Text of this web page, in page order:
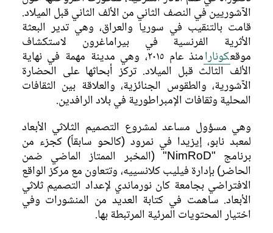
الآشوريين في النصف الثاني من الألف الثاني قبل الميلاد.
قامت بالتنقيب في سوريا والعراق، وهي تدير البعثة
الأثرية الفرنسية في بيراماغرون لاستكشاف
موقعكونارا منذ عام ٢٠١٥، وهي مدينة مهمة في نهاية
الألف الثالث قبل الميلاد. تركز أبحاثها على الحضارة
الآشورية، والطقوس الجنائزية، والعلاقة بين الثقافات
المحلية وثقافات الإمبراطورية في بلاد الرافدين.
وهي مسؤول مساعد لمشروع التصميم الثلاثي الأبعاد
لمعبد نابو، إيزيدا في نمرود (كالحو سابقاً) كجزء من
برنامج "NimRoD" (المخبر الممتاز الماضي ضمن
الحاضر) بإدارة فيليب كلانسييه، وتتعاون مع مركز الواقع
الافتراضي بجامعة كان نورماندي لإعداد التصميم ثلاثي
الأبعاد. ساهمت في كتابة العديد من المنشورات وفي
اختيار المحتويات المرئية المرتبطة بها.